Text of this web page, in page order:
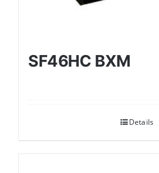
SF46HC BXM
Details